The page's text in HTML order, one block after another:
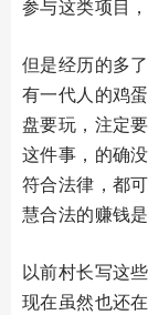
参与这类项目
但是经历的多
有一代人的鸡
盘要玩，注定
这件事，的确
符合法律，都
慧合法的赚钱
以前村长写这
现在虽然也还